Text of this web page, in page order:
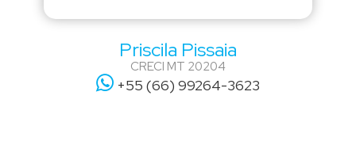
Priscila Pissaia
CRECI MT 20204
+55 (66) 99264-3623